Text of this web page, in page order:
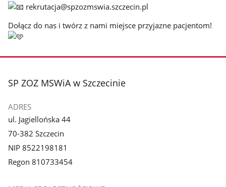
rekrutacja@spzozmswia.szczecin.pl
Dołącz do nas i twórz z nami miejsce przyjazne pacjentom!
stopka
SP ZOZ MSWiA w Szczecinie
ADRES
ul. Jagiellońska 44
70-382 Szczecin
NIP 8522198181
Regon 810733454